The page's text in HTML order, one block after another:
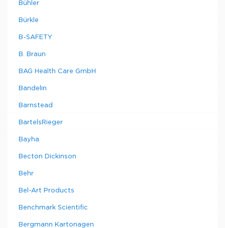
Bühler
Bürkle
B-SAFETY
B. Braun
BAG Health Care GmbH
Bandelin
Barnstead
BartelsRieger
Bayha
Becton Dickinson
Behr
Bel-Art Products
Benchmark Scientific
Bergmann Kartonagen